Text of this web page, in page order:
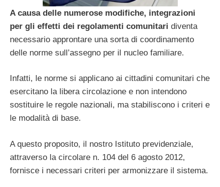
A causa delle numerose modifiche, integrazioni
per gli effetti dei regolamenti comunitari diventa
necessario approntare una sorta di coordinamento
delle norme sull’assegno per il nucleo familiare.
Infatti, le norme si applicano ai cittadini comunitari che
esercitano la libera circolazione e non intendono
sostituire le regole nazionali, ma stabiliscono i criteri e
le modalità di base.
A questo proposito, il nostro Istituto previdenziale,
attraverso la circolare n. 104 del 6 agosto 2012,
fornisce i necessari criteri per armonizzare il sistema.